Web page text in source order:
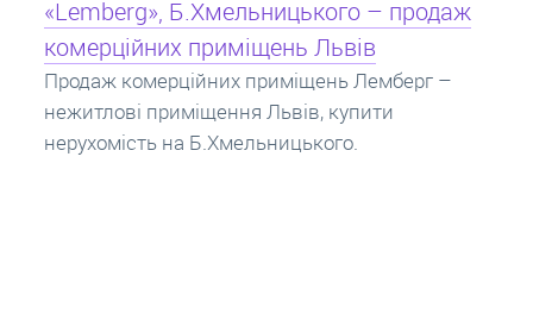
Кредит під заставу нерухомості: іпотека
Іпотека на квартиру – кредит на житло під
заставу нерухомості. Купити в іпотеку – що
потрібно знати? Консультація від Експертів
про іпотечні кредити.